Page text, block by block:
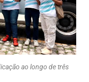
ao longo de três